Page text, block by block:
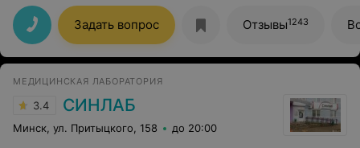
эта процедура для меня уж очень неприятная. Все
прошло быстро и легко. Врач со мной разговаривала и
подбадривала, за что ей огромное спасибо. Побольше
бы таких специалистов, для которых ты в первую
очередь человек)
Задать вопрос Отзывы1243
МЕДИЦИНСКАЯ ЛАБОРАТОРИЯ
3.4 СИНЛАБ
Минск, ул. Притыцкого, 158 до 20:00